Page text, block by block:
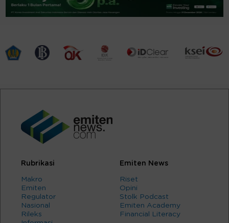
Rubrikasi
Makro
Emiten
Regulator
Nasional
Rileks
Emiten News
Riset
Opini
Stolk Podcast
Emiten Academy
Financial Literacy